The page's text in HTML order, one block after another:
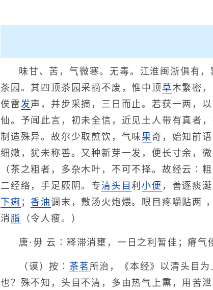
味甘、苦，气微寒。无毒。江淮闽浙俱有
茶园。其四顶茶园采摘不废，惟中顶 草木繁密
俟雷发声，并步采摘，三日而止。若获一两，
仙。予闻此言，初未全信，近见土人带有真者
制造殊异。故尔少取煎饮，气味 果 奇，始知前
细嫩，犹未称善。又种新芽一发，便长寸余，
（茶之粗者，多杂木叶，不可不择。故经云∶
二经络，手足厥阴。专清头目利小便 ，善逐痰
下痢 ； 香油调末，敷汤火炮煨。眼目疼嚼贴两
消 脂 （令人瘦。）
唐·毋 云∶释滞消壅，一日之利暂佳；瘠气
（谟）按∶ 茶茗 所治，《本经》以清头目
也？殊不知，头目不清，多由热气上熏，用苦